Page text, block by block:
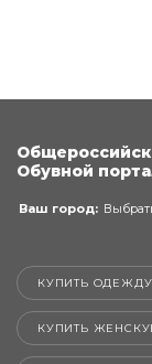
Обувной
Ваш город:
КУПИТЬ
КУПИТЬ